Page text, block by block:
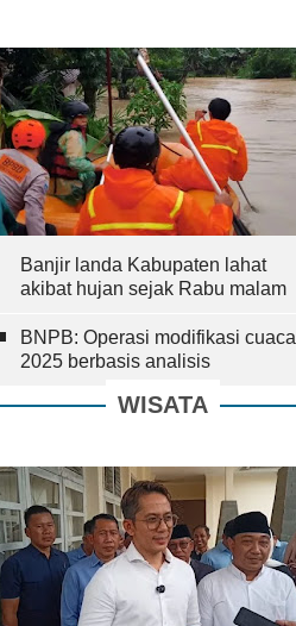
Banjir landa Kabupaten lahat
akibat hujan sejak Rabu malam
BNPB: Operasi modifikasi cuaca
2025 berbasis analisis
WISATA